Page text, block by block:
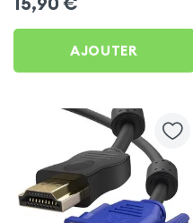
AJOUTER